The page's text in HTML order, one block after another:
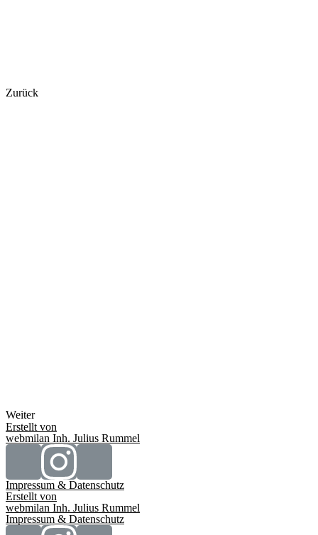
Zurück
Weiter
Erstellt von
webmilan Inh. Julius Rummel
Impressum & Datenschutz
Erstellt von
webmilan Inh. Julius Rummel
Impressum & Datenschutz